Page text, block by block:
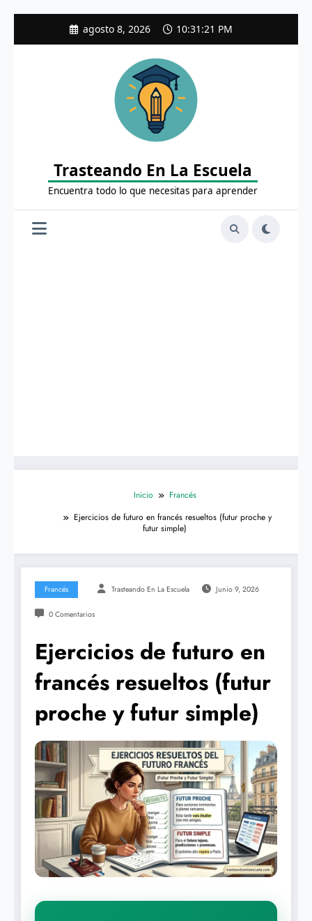
agosto 8, 2026 10:31:22 PM
Trasteando En La Escuela
Encuentra todo lo que necesitas para aprender
Inicio
Francés
Ejercicios de futuro en francés resueltos (futur proche y
futur simple)
Francés Trasteando En La Escuela Junio 9, 2026
0 Comentarios
Ejercicios de futuro en
francés resueltos (futur
proche y futur simple)